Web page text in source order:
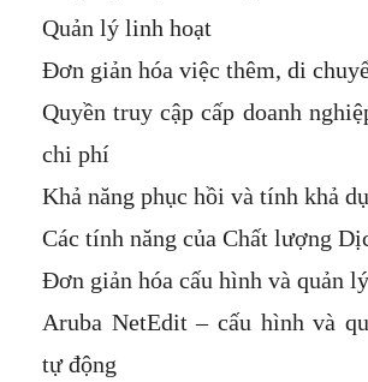
Quản lý linh hoạt
Đơn giản hóa việc thêm, di
Quyền truy cập cấp doanh
chi phí
Khả năng phục hồi và tính khả
Các tính năng của Chất lượng
Đơn giản hóa cấu hình và quản lý
Aruba NetEdit – cấu hình và
tự động